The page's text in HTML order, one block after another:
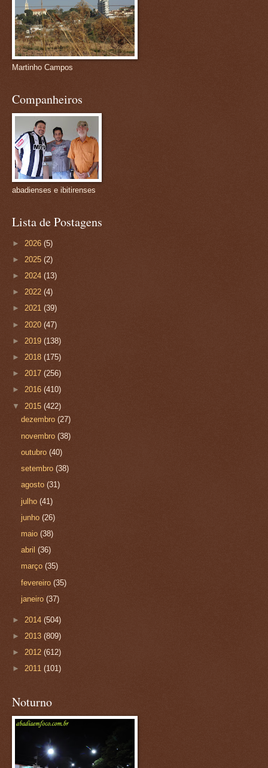
Martinho Campos
Companheiros
abadienses e ibitirenses
Lista de Postagens
► 2026 (5)
► 2025 (2)
► 2024 (13)
► 2022 (4)
► 2021 (39)
► 2020 (47)
► 2019 (138)
► 2018 (175)
► 2017 (256)
► 2016 (410)
▼ 2015 (422)
dezembro(27)
novembro(38)
outubro(40)
setembro(38)
agosto(31)
julho(41)
junho(26)
maio(38)
abril(36)
março(35)
fevereiro(35)
janeiro(37)
► 2014 (504)
► 2013 (809)
► 2012 (612)
► 2011 (101)
Noturno